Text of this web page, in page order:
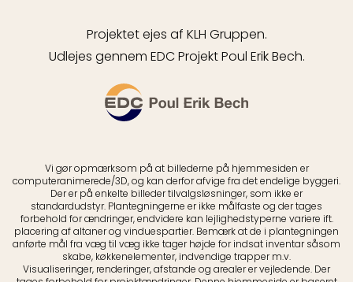
Projektet ejes af KLH Gruppen.
Udlejes gennem EDC Projekt Poul Erik Bech.
Vi gør opmærksom på at billederne på hjemmesiden er
computeranimerede/3D, og kan derfor afvige fra det endelige byggeri.
Der er på enkelte billeder tilvalgsløsninger, som ikke er
standardudstyr. Plantegningerne er ikke målfaste og der tages
forbehold for ændringer, endvidere kan lejlighedstyperne variere ift.
placering af altaner og vinduespartier. Bemærk at de i plantegningen
anførte mål fra væg til væg ikke tager højde for indsat inventar såsom
skabe, køkkenelementer, indvendige trapper m.v.
Visualiseringer, renderinger, afstande og arealer er vejledende. Der